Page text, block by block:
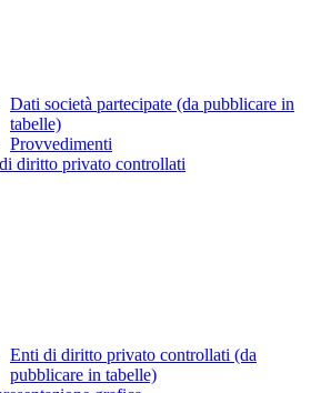
Dati società partecipate (da pubblicare in
tabelle)
Provvedimenti
diritto privato controllati
Enti di diritto privato controllati (da
pubblicare in tabelle)